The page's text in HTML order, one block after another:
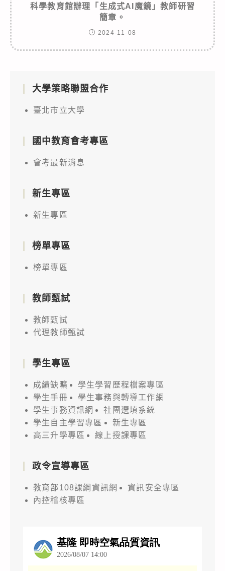
科學教育館辦理「生成式AI魔鏡」教師研習
簡章。
2024-11-08
大學策略聯盟合作
臺北市立大學
國中教育會考專區
會考最新消息
新生專區
新生專區
榜單專區
榜單專區
教師甄試
教師甄試
代理教師甄試
學生專區
成績缺曠
學生學習歷程檔案專區
學生手冊
學生事務與轉導工作網
學生事務資訊網
社團選填系統
學生自主學習專區
新生專區
高三升學專區
線上授課專區
政令宣導專區
教育部108課綱資訊網
資訊安全專區
內控稽核專區